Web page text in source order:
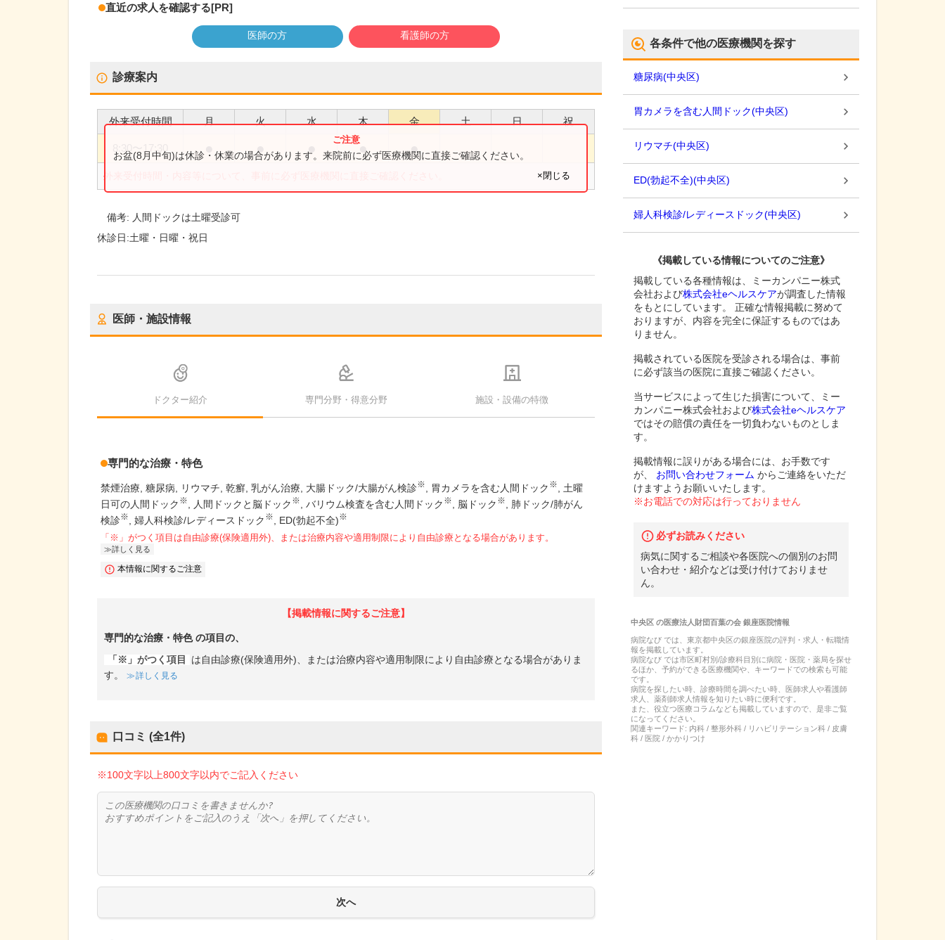
直近の求人を確認する[PR]
医師の方 看護師の方
診療案内
外来受付時間 月 火 水 木 金 土 日 祝
8:30 17:30 ● ● ● ●
外来受付時間・内容等について、事前に必ず医療機関に直接ご確認ください。
お盆(8月中旬)は休診・休業の場合があります。来院前に必ず医療機関に直接ご確認ください。
×閉じる
備考: 人間ドックは土曜受診可
休診日:土曜・日曜・祝日
医師・施設情報
ドクター紹介 専門分野・得意分野 施設・設備の特徴
専門的な治療・特色
禁煙治療 糖尿病 リウマチ 乾癬 乳がん治療 大腸ドック/大腸がん検診※ 胃カメラを含む人間ドック ※
土曜
日可の人間ドック ※ 人間ドックと脳ドック ※ バリウム検査を含む人間ドック ※ 脳ドック ※
肺ドック/肺がん
検診※ 婦人科検診/レディースドック ※ ED(勃起不全)※
「※」がつく項目は自由診療(保険適用外)、または治療内容や適用制限により自由診療となる場合があります。
詳しく見る
本情報に関するご注意
【掲載情報に関するご注意】
専門的な治療・特色の項目の、
「※」がつく項目
は自由診療(保険適用外)、または治療内容や適用制限により自由診療となる場合がありま
す。
詳しく見る
口コミ (全1件)
※100文字以上800文字以内でご記入ください
各条件で他の医療機関を探す
糖尿病(中央区)
胃カメラを含む人間ドック(中央区)
リウマチ(中央区)
ED(勃起不全)(中央区)
婦人科検診/レディースドック(中央区)
《掲載している情報についてのご注意》
掲載している各種情報は、ミーカンパニー株式
会社および株式会社eヘルスケアが調査した情報
をもとにしています。 正確な情報掲載に努めて
おりますが、内容を完全に保証するものではあ
りません。
掲載されている医院を受診される場合は、事前
に必ず該当の医院に直接ご確認ください。
当サービスによって生じた損害について、ミー
カンパニー株式会社および株式会社eヘルスケア
ではその賠償の責任を一切負わないものとしま
す。
掲載情報に誤りがある場合には、お手数です
が、
お問い合わせフォーム からご連絡をいただ
けますようお願いいたします。
※お電話での対応は行っておりません
必ずお読みください
病気に関するご相談や各医院への個別のお問
い合わせ・紹介などは受け付けておりませ
ん。
中央区の医療法人財団百葉の会 銀座医院情報
病院なび では、 東京都中央区の銀座医院の評判・求人・転職情
報を掲載しています。
病院なび では市区町村別/診療科目別に病院・医院・薬局を探せ
るほか、予約ができる医療機関や、キーワードでの検索も可能
です。
病院を探したい時、診療時間を調べたい時、医師求人や看護師
求人、薬剤師求人情報を知りたい時に便利です。
また、役立つ医療コラムなども掲載していますので、是非ご覧
になってください。
関連キーワード: 内科 / 整形外科 / リハビリテーション科 / 皮膚
科 / 医院 / かかりつけ